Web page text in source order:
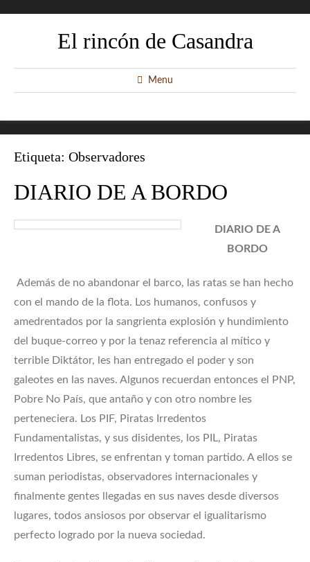
El rincón de Casandra
Menu
Etiqueta: Observadores
DIARIO DE A BORDO
DIARIO DE A
BORDO
Además de no abandonar el barco, las ratas se han hecho
con el mando de la flota. Los humanos, confusos y
amedrentados por la sangrienta explosión y hundimiento
del buque-correo y por la tenaz referencia al mítico y
terrible Diktátor, les han entregado el poder y son
galeotes en las naves. Algunos recuerdan entonces el PNP,
Pobre No País, que antaño y con otro nombre les
perteneciera. Los PIF, Piratas Irredentos
Fundamentalistas, y sus disidentes, los PIL, Piratas
Irredentos Libres, se enfrentan y toman partido. A ellos se
suman periodistas, observadores internacionales y
finalmente gentes llegadas en sus naves desde diversos
lugares, todos ansiosos por observar el igualitarismo
perfecto logrado por la nueva sociedad.